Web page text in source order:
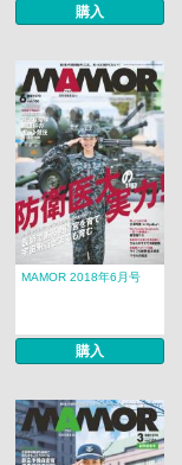
購入
MAMOR 2018年6月号
購入